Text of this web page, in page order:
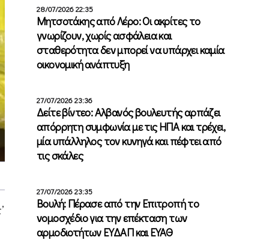
28/07/2026 22:35
Μητσοτάκης από Λέρο: Οι ακρίτες το
γνωρίζουν, χωρίς ασφάλεια και
σταθερότητα δεν μπορεί να υπάρχει καμία
οικονομική ανάπτυξη
27/07/2026 23:36
Δείτε βίντεο: Αλβανός βουλευτής αρπάζει
απόρρητη συμφωνία με τις ΗΠΑ και τρέχει,
μία υπάλληλος τον κυνηγά και πέφτει από
τις σκάλες
27/07/2026 23:35
Βουλή: Πέρασε από την Επιτροπή το
νομοσχέδιο για την επέκταση των
αρμοδιοτήτων ΕΥΔΑΠ και ΕΥΑΘ